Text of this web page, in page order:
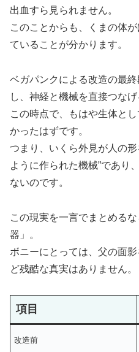
出血すら見られません。
このことからも、くまの体
ていることが分かります。
ベガパンクによる改造の最
し、神経と機械を直接つな
この時点で、もはや生体と
かったはずです。
つまり、いくら外見が人の
ように作られた機械”であり
ないのです。
この現実を一言でまとめる
器」。
ボニーにとっては、父の面
ど残酷な真実はありません。
項目
改造前